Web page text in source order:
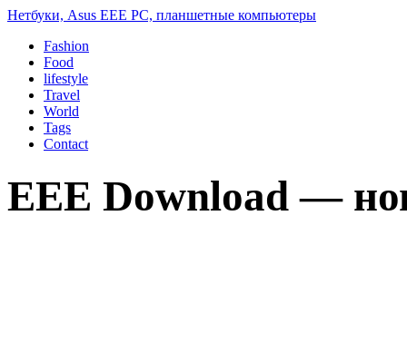
Нетбуки, Asus EEE PC, планшетные компьютеры
Fashion
Food
lifestyle
Travel
World
Tags
Contact
EEE Download —